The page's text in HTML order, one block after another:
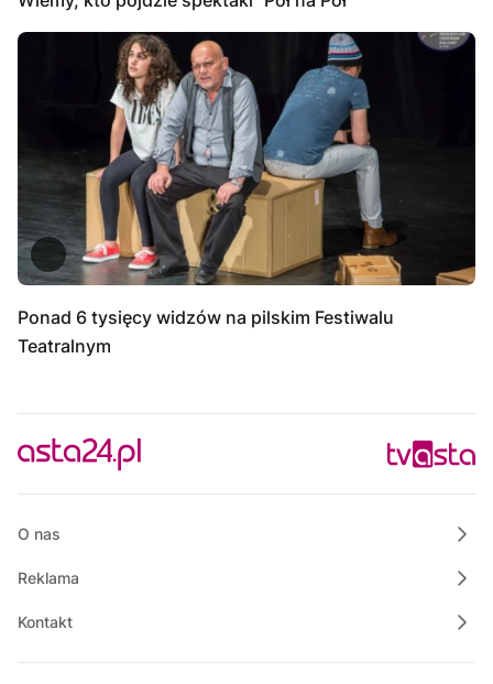
Ponad 6 tysięcy widzów na pilskim Festiwalu
Teatralnym
O nas
Reklama
Kontakt